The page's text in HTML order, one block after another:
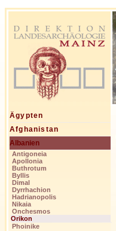
Ägypten
Afghanistan
Albanien
Antigoneia
Apollonia
Buthrotum
Byllis
Dimal
Dyrrhachion
Hadrianopolis
Nikaia
Onchesmos
Orikon
Phoinike